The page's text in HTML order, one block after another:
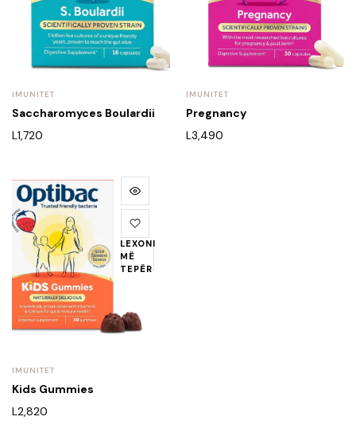
IMUNITET
Saccharomyces Boulardii
L1,720
IMUNITET
Pregnancy
L3,490
LEXONI
MË
TEPËR
IMUNITET
Kids Gummies
L2,820